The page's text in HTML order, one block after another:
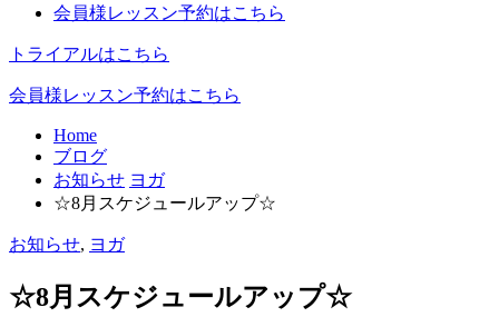
会員様レッスン予約はこちら
トライアルはこちら
会員様レッスン予約はこちら
Home
ブログ
お知らせ ヨガ
☆8月スケジュールアップ☆
お知らせ, ヨガ
☆8月スケジュールアップ☆